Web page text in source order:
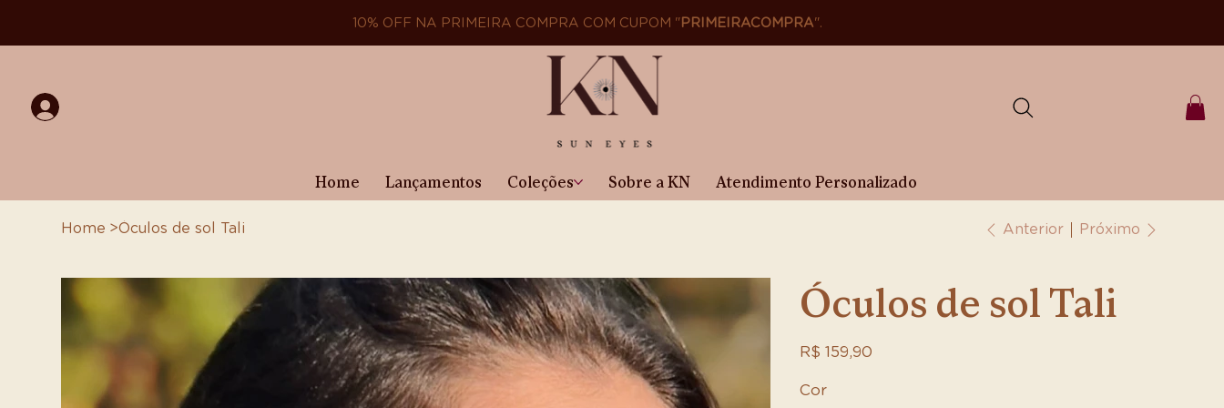
10% OFF NA PRIMEIRA COMPRA COM CUPOM " PRIMEIRACOMPRA".
Home Lançamentos Coleções Sobre a KN Atendimento Personalizado
Home >Óculos de sol Tali Anterior Próximo
Óculos de sol Tali
Preço
R$ 159,90
Cor